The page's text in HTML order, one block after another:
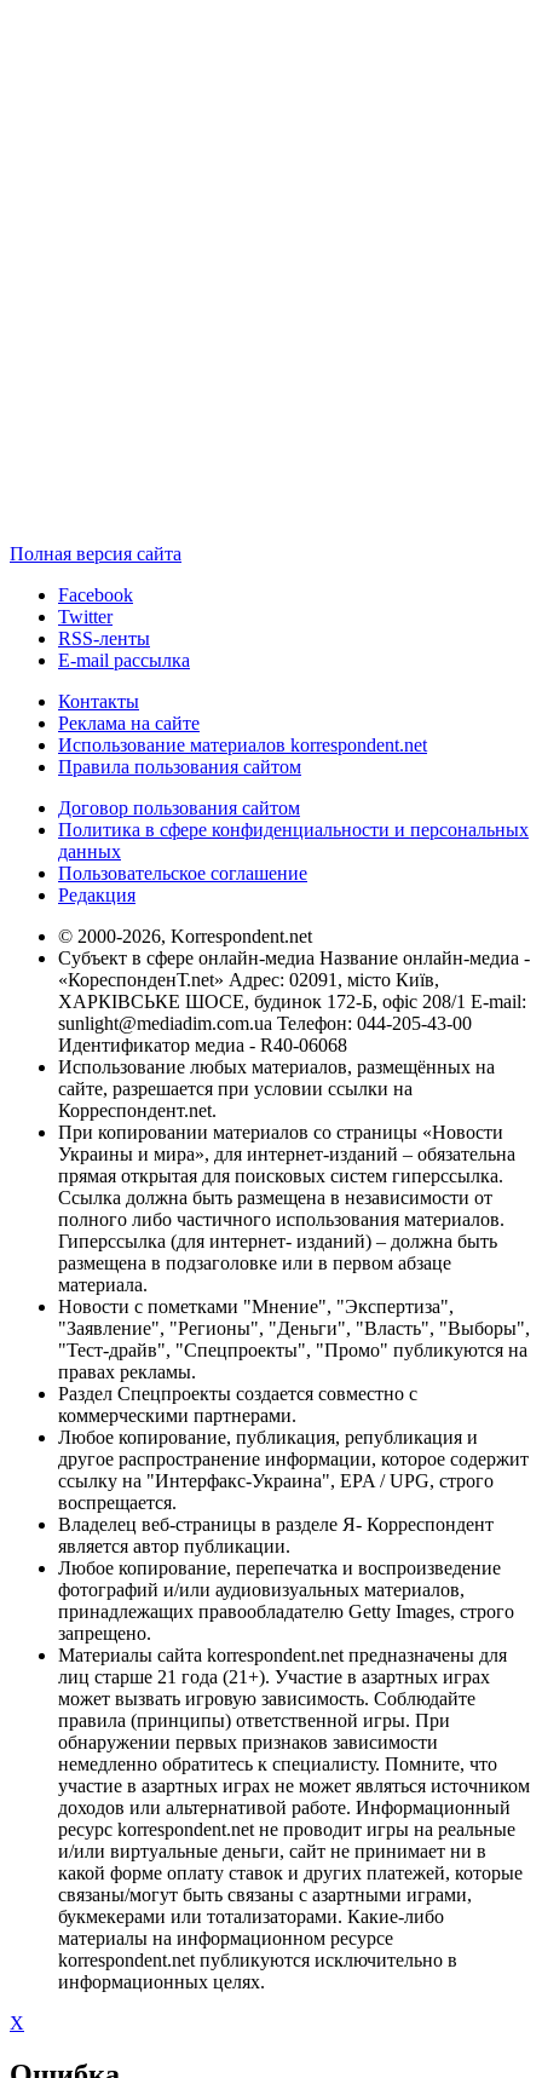
Полная версия сайта
Facebook
Twitter
RSS-ленты
E-mail рассылка
Контакты
Реклама на сайте
Использование материалов korrespondent.net
Правила пользования сайтом
Договор пользования сайтом
Политика в сфере конфиденциальности и персональных
данных
Пользовательское соглашение
Редакция
© 2000-2026, Korrespondent.net
Субъект в сфере онлайн-медиа Название онлайн-медиа -
«КореспонденТ.net» Адрес: 02091, місто Київ,
ХАРКІВСЬКЕ ШОСЕ, будинок 172-Б, офіс 208/1 E-mail:
sunlight@mediadim.com.ua Телефон: 044-205-43-00
Идентификатор медиа - R40-06068
Использование любых материалов, размещённых на
сайте, разрешается при условии ссылки на
Корреспондент.net.
При копировании материалов со страницы «Новости
Украины и мира», для интернет-изданий – обязательна
прямая открытая для поисковых систем гиперссылка.
Ссылка должна быть размещена в независимости от
полного либо частичного использования материалов.
Гиперссылка (для интернет- изданий) – должна быть
размещена в подзаголовке или в первом абзаце
материала.
Новости с пометками "Мнение", "Экспертиза",
"Заявление", "Регионы", "Деньги", "Власть", "Выборы",
"Тест-драйв", "Спецпроекты", "Промо" публикуются на
правах рекламы.
Раздел Спецпроекты создается совместно с
коммерческими партнерами.
Любое копирование, публикация, републикация и
другое распространение информации, которое содержит
ссылку на "Интерфакс-Украина", EPA / UPG, строго
воспрещается.
Владелец веб-страницы в разделе Я- Корреспондент
является автор публикации.
Любое копирование, перепечатка и воспроизведение
фотографий и/или аудиовизуальных материалов,
принадлежащих правообладателю Getty Images, строго
запрещено.
Материалы сайта korrespondent.net предназначены для
лиц старше 21 года (21+). Участие в азартных играх
может вызвать игровую зависимость. Соблюдайте
правила (принципы) ответственной игры. При
обнаружении первых признаков зависимости
немедленно обратитесь к специалисту. Помните, что
участие в азартных играх не может являться источником
доходов или альтернативой работе. Информационный
ресурс korrespondent.net не проводит игры на реальные
и/или виртуальные деньги, сайт не принимает ни в
какой форме оплату ставок и других платежей, которые
связаны/могут быть связаны с азартными играми,
букмекерами или тотализаторами. Какие-либо
материалы на информационном ресурсе
korrespondent.net публикуются исключительно в
информационных целях.
X